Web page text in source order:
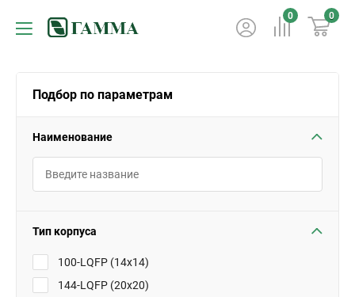
0 0
Подбор по параметрам
Наименование
Тип корпуса
100-LQFP (14x14)
144-LQFP (20x20)